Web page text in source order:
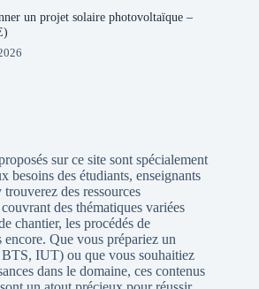
un projet solaire photovoltaïque –
sur ce site sont spécialement
besoins des étudiants, enseignants
des ressources
des thématiques variées
chantier, les procédés de
Que vous prépariez un
IUT) ou que vous souhaitiez
dans le domaine, ces contenus